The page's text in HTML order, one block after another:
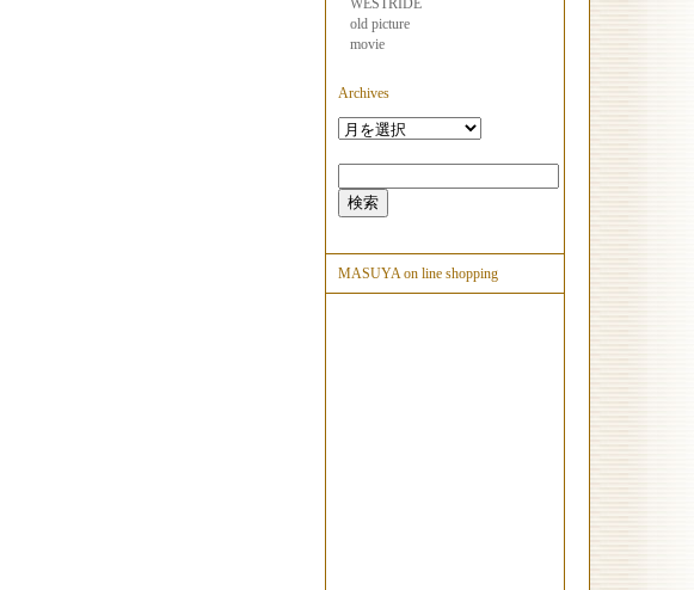
WESTRIDE
old picture
movie
Archives
MASUYA on line shopping